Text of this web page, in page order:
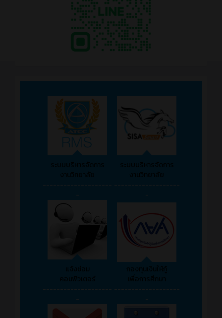
ระบบบริหารจัดการ
งานวิทยาลัย
ระบบบริหารจัดการ
งานวิทยาลัย
--------------------
-
-------------------
-
แจ้งซ่อม
คอมพิวเตอร์
กองทุนเงินให้กู้
เพื่อการศึกษา
--------------------
-
-------------------
-